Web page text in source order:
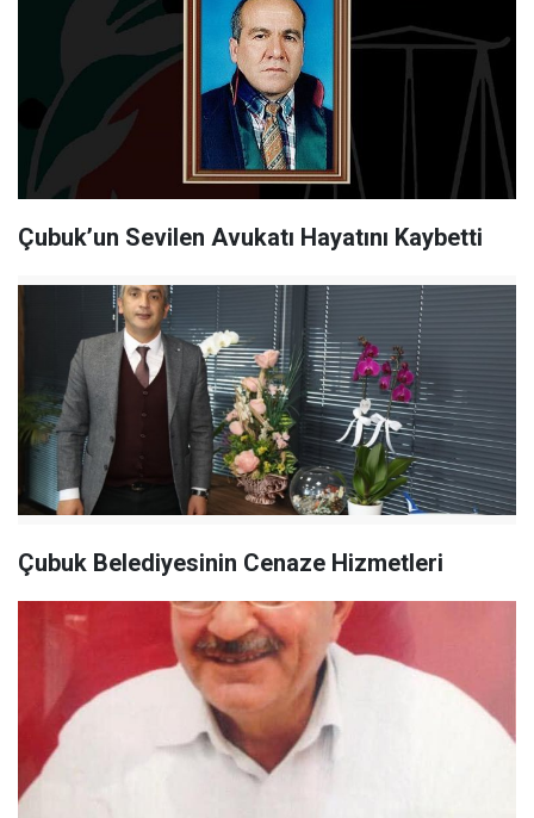
Çubuk’un Sevilen Avukatı Hayatını Kaybetti
Çubuk Belediyesinin Cenaze Hizmetleri